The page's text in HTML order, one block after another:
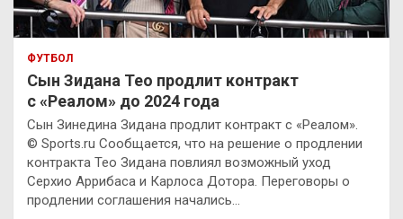
ФУТБОЛ
Сын Зидана Тео продлит контракт
с «Реалом» до 2024 года
Сын Зинедина Зидана продлит контракт с «Реалом».
© Sports.ru Сообщается, что на решение о продлении
контракта Тео Зидана повлиял возможный уход
Серхио Аррибаса и Карлоса Дотора. Переговоры о
продлении соглашения начались…